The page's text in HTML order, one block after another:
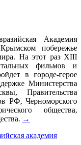
Академия
побережье
На этот раз XIII
фильмов и
в городе-герое
Министерства
Правительства
РФ, Черноморского
общества,
→
академия